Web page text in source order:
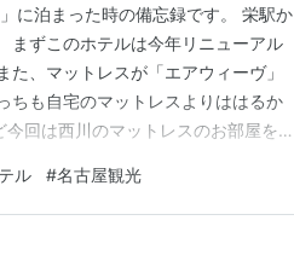
に泊まった時の備忘録です。 栄駅か
まずこのホテルは今年リニューアル
、マットレスが「エアウィーヴ」
ちも自宅のマットレスよりははるか
回は西川のマットレスのお部屋を選
置いてあったので、よりよい睡眠
が好…
ル #名古屋観光